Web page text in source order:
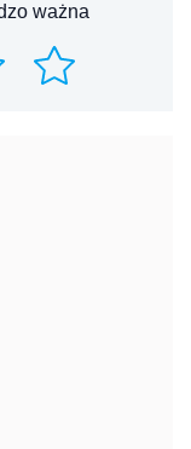
ważna